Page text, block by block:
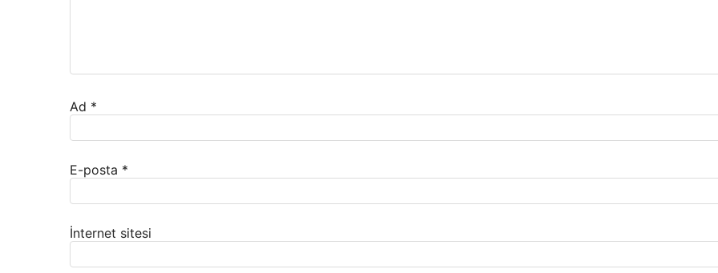
Ad *
E-posta *
İnternet sitesi